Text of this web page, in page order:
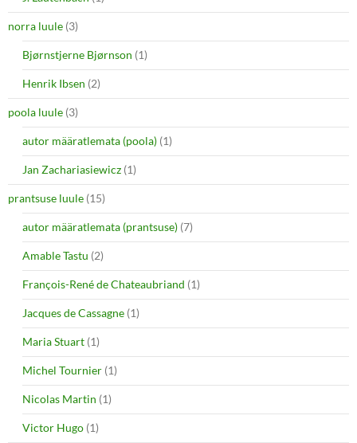
norra luule (3)
Bjørnstjerne Bjørnson (1)
Henrik Ibsen (2)
poola luule (3)
autor määratlemata (poola) (1)
Jan Zachariasiewicz (1)
prantsuse luule (15)
autor määratlemata (prantsuse) (7)
Amable Tastu (2)
François-René de Chateaubriand (1)
Jacques de Cassagne (1)
Maria Stuart (1)
Michel Tournier (1)
Nicolas Martin (1)
Victor Hugo (1)